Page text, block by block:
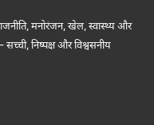
मनोरंजन, खेल, स्वास्थ्य और
सच्ची, निष्पक्ष और विश्वसनीय